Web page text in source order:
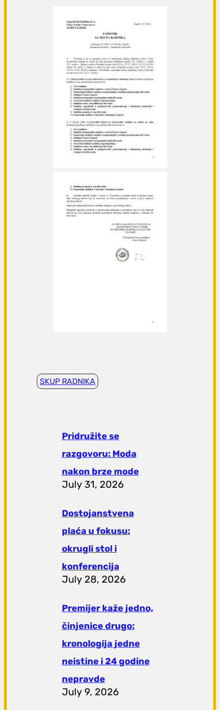
SKUP RADNIKA
Pridružite se
razgovoru: Moda
nakon brze mode
July 31, 2026
Dostojanstvena
plaća u fokusu:
okrugli stol i
konferencija
July 28, 2026
Premijer kaže jedno,
činjenice drugo:
kronologija jedne
neistine i 24 godine
nepravde
July 9, 2026